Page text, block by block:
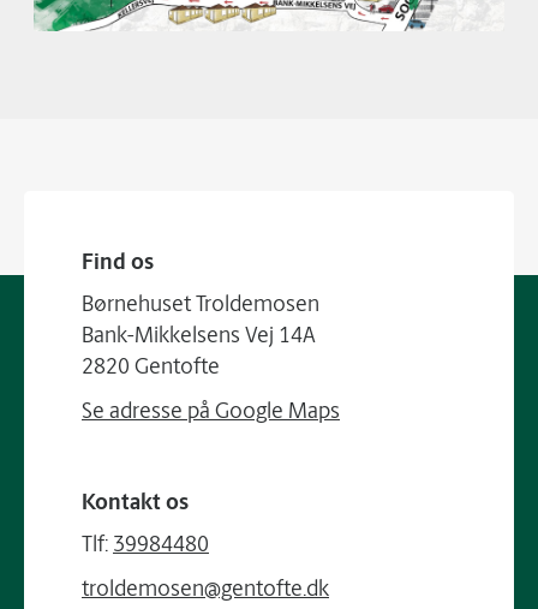
Find os
Børnehuset Troldemosen
Bank-Mikkelsens Vej 14A
2820 Gentofte
Se adresse på Google Maps
Kontakt os
Tlf: 39984480
troldemosen@gentofte.dk